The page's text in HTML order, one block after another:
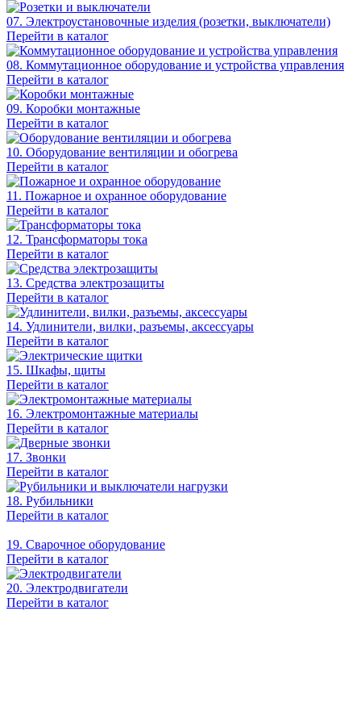
07. Электроустановочные изделия (розетки, выключатели)
Перейти в каталог
08. Коммутационное оборудование и устройства управления
Перейти в каталог
09. Коробки монтажные
Перейти в каталог
10. Оборудование вентиляции и обогрева
Перейти в каталог
11. Пожарное и охранное оборудование
Перейти в каталог
12. Трансформаторы тока
Перейти в каталог
13. Средства электрозащиты
Перейти в каталог
14. Удлинители, вилки, разъемы, аксессуары
Перейти в каталог
15. Шкафы, щиты
Перейти в каталог
16. Электромонтажные материалы
Перейти в каталог
17. Звонки
Перейти в каталог
18. Рубильники
Перейти в каталог
19. Сварочное оборудование
Перейти в каталог
20. Электродвигатели
Перейти в каталог